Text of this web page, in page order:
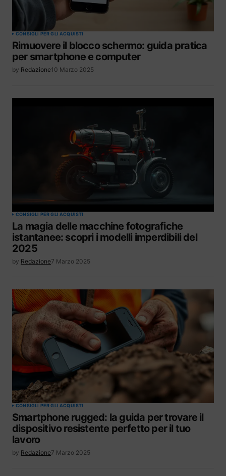
CONSIGLI PER GLI ACQUISTI
Rimuovere il blocco schermo: guida pratica
per smartphone e computer
by Redazione10 Marzo 2025
CONSIGLI PER GLI ACQUISTI
La magia delle macchine fotografiche
istantanee: scopri i modelli imperdibili del
2025
by Redazione7 Marzo 2025
CONSIGLI PER GLI ACQUISTI
Smartphone rugged: la guida per trovare il
dispositivo resistente perfetto per il tuo
lavoro
by Redazione7 Marzo 2025